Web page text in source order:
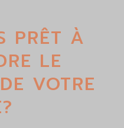
PRÊT À
LE
VOTRE